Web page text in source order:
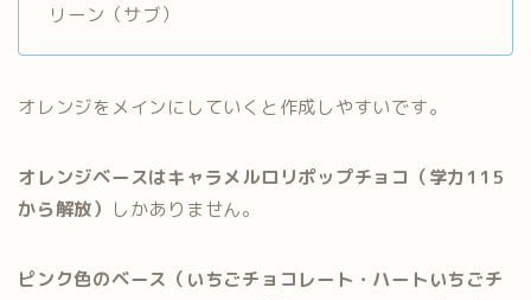
リーン（サブ）
オレンジをメインにしていくと作成しやすいです。
オレンジベースはキャラメルロリポップチョコ（学力115
から解放） しかありません。
ピンク色のベース（いちごチョコレート・ハートいちごチ